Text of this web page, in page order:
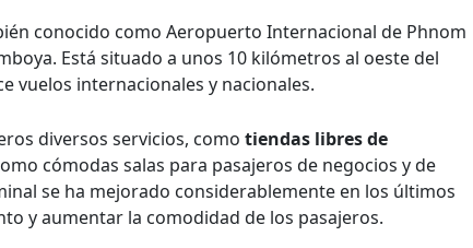
conocido como Aeropuerto Internacional de Phnom
Está situado a unos 10 kilómetros al oeste del
vuelos internacionales y nacionales.
diversos servicios, como tiendas libres de
cómodas salas para pasajeros de negocios y de
se ha mejorado considerablemente en los últimos
y aumentar la comodidad de los pasajeros.